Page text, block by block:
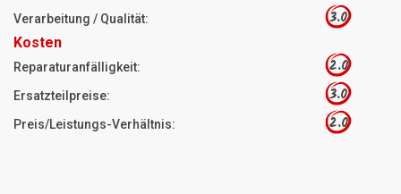
Verarbeitung / Qualität: 3.0
Kosten
Reparaturanfälligkeit: 2.0
Ersatzteilpreise: 3.0
Preis/Leistungs-Verhältnis: 2.0